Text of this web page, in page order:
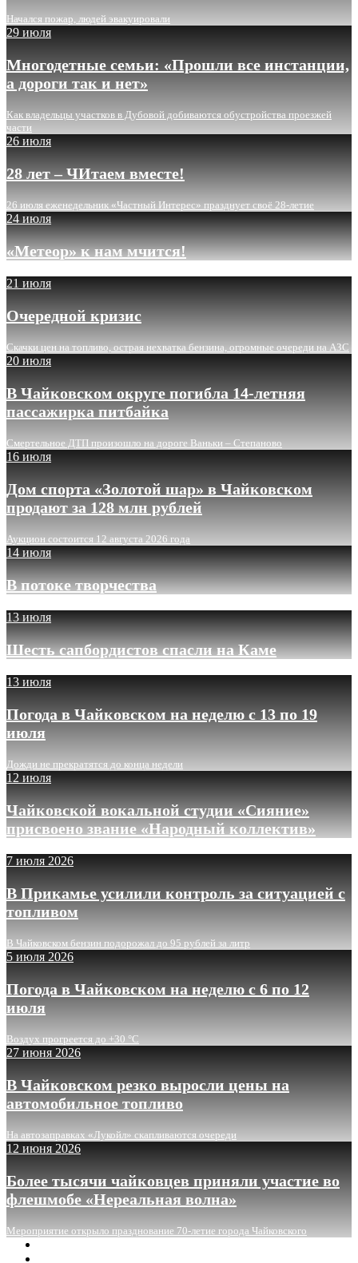
Начался пожар, людей эвакуировали
29 июля
Многодетные семьи: «Прошли все инстанции,
а дороги так и нет»
Как владельцы участков в Дубовой добиваются обустройства проезжей
части
26 июля
28 лет – ЧИтаем вместе!
26 июля еженедельник «Частный Интерес» празднует своё 28-летие
24 июля
«Метеор» к нам мчится!
21 июля
Очередной кризис
Скачки цен на топливо, острая нехватка бензина, огромные очереди на АЗС
20 июля
В Чайковском округе погибла 14-летняя
пассажирка питбайка
Смертельное ДТП произошло на дороге Ваньки – Степаново
16 июля
Дом спорта «Золотой шар» в Чайковском
продают за 128 млн рублей
Аукцион состоится 12 августа 2026 года
14 июля
В потоке творчества
13 июля
Шесть сапбордистов спасли на Каме
13 июля
Погода в Чайковском на неделю с 13 по 19
июля
Дожди не прекратятся до конца недели
12 июля
Чайковской вокальной студии «Сияние»
присвоено звание «Народный коллектив»
7 июля 2026
В Прикамье усилили контроль за ситуацией с
топливом
В Чайковском бензин подорожал до 95 рублей за литр
5 июля 2026
Погода в Чайковском на неделю с 6 по 12
июля
Воздух прогреется до +30 °C
27 июня 2026
В Чайковском резко выросли цены на
автомобильное топливо
На автозаправках «Лукойл» скапливаются очереди
12 июня 2026
Более тысячи чайковцев приняли участие во
флешмобе «Нереальная волна»
Мероприятие открыло празднование 70-летие города Чайковского